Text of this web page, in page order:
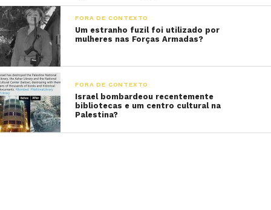
FORA DE CONTEXTO
Um estranho fuzil foi utilizado por
mulheres nas Forças Armadas?
FORA DE CONTEXTO
Israel bombardeou recentemente
bibliotecas e um centro cultural na
Palestina?